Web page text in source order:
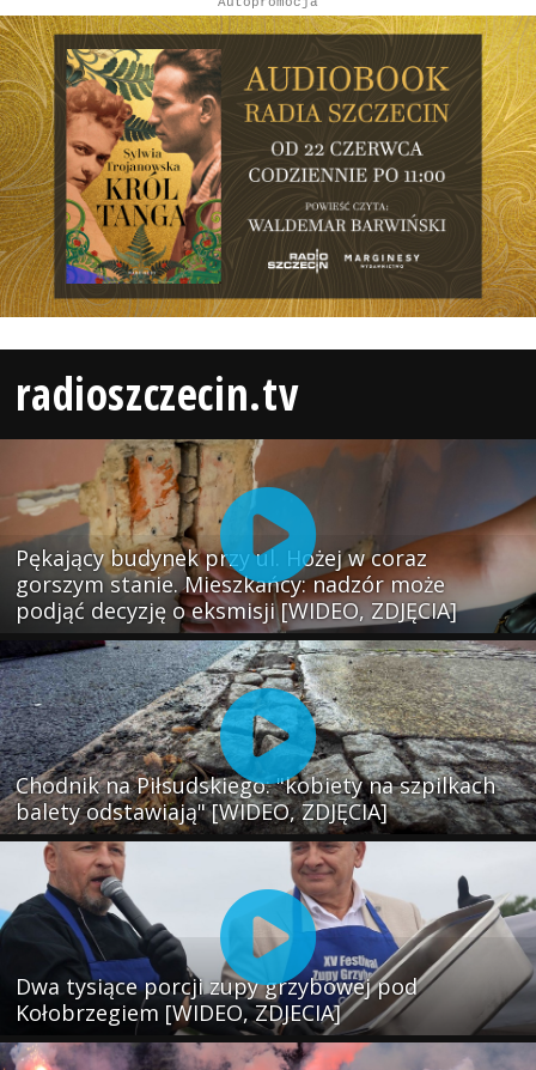
radioszczecin.tv
Pękający budynek przy ul. Hożej w coraz
gorszym stanie. Mieszkańcy: nadzór może
podjąć decyzję o eksmisji [WIDEO, ZDJĘCIA]
Chodnik na Piłsudskiego: "kobiety na szpilkach
balety odstawiają" [WIDEO, ZDJĘCIA]
Dwa tysiące porcji zupy grzybowej pod
Kołobrzegiem [WIDEO, ZDJECIA]